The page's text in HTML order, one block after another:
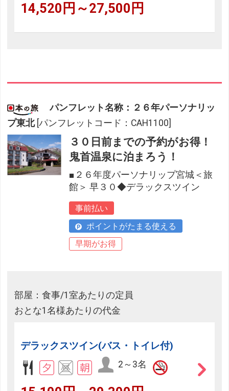
14,520円～27,500円
パンフレット名称：２６年パーソナリッ
プ東北 [パンフレットコード：CAH1100]
３０日前までの予約がお得！
鬼首温泉に泊まろう！
■２６年度パーソナリップ宮城＜旅
館＞ 早３０◆デラックスツイン
事前払い
ポイントがたまる使える
早期がお得
部屋：食事/1室あたりの定員
おとな1名様あたりの代金
デラックスツイン(バス・トイレ付)
2～3名